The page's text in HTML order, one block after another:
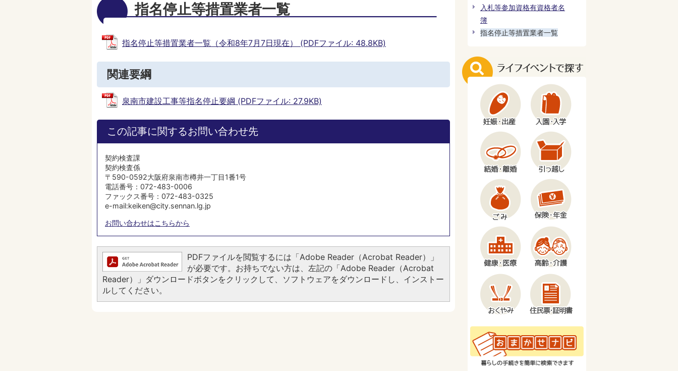
指名停止等措置業者一覧
指名停止等措置業者一覧（令和8年7月7日現在） (PDFファイル: 48.8KB)
関連要綱
泉南市建設工事等指名停止要綱 (PDFファイル: 27.9KB)
この記事に関するお問い合わせ先
契約検査課
契約検査係
〒590-0592大阪府泉南市樽井一丁目1番1号
電話番号：072-483-0006
ファックス番号：072-483-0325
e-mail:keiken@city.sennan.lg.jp
お問い合わせはこちらから
PDFファイルを閲覧するには「Adobe Reader（Acrobat Reader）」
が必要です。お持ちでない方は、左記の「Adobe Reader（Acrobat
Reader）」ダウンロードボタンをクリックして、ソフトウェアをダウンロードし、インストー
ルしてください。
入札等参加資格有資格者名
簿
指名停止等措置業者一覧